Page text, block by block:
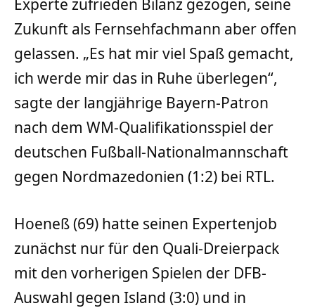
Zukunft als Fernsehfachmann aber offen
gelassen. „Es hat mir viel Spaß gemacht,
ich werde mir das in Ruhe überlegen“,
sagte der langjährige Bayern-Patron
nach dem WM-Qualifikationsspiel der
deutschen Fußball-Nationalmannschaft
gegen Nordmazedonien (1:2) bei RTL.
Hoeneß (69) hatte seinen Expertenjob
zunächst nur für den Quali-Dreierpack
mit den vorherigen Spielen der DFB-
Auswahl gegen Island (3:0) und in